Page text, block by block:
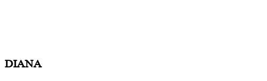
DIANA